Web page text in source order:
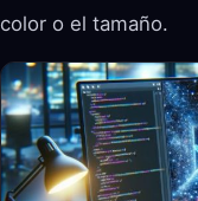
color o el tamaño.